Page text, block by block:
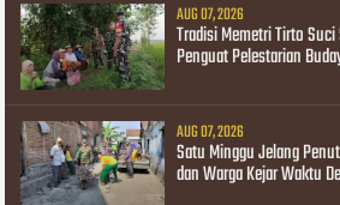
AUG 07, 2026
Tradisi Memetri Tirto
Penguat Pelestarian
AUG 07, 2026
Satu Minggu Jelang
dan Warga Kejar Waktu